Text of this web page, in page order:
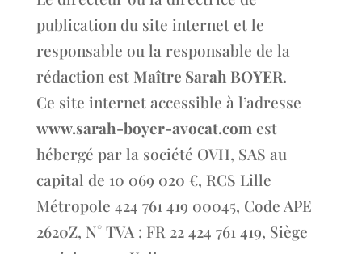
publication du site internet et le
responsable ou la responsable de la
rédaction est Maître Sarah BOYER.
Ce site internet accessible à l’adresse
www.sarah-boyer-avocat.com est
hébergé par la société OVH, SAS au
capital de 10 069 020 €, RCS Lille
Métropole 424 761 419 00045, Code APE
2620Z, N° TVA : FR 22 424 761 419, Siège